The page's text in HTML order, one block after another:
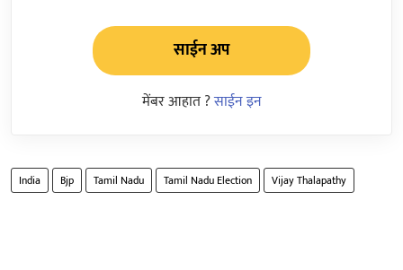
साईन अप
मेंबर आहात ?साईन इन
India Bjp Tamil Nadu Tamil Nadu Election Vijay Thalapathy